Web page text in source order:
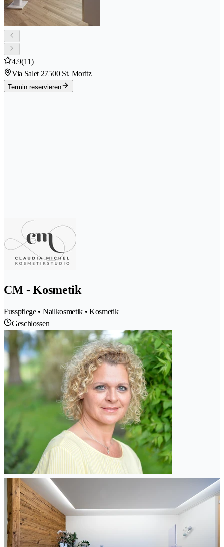
4.9(11)
Via Salet 27500 St. Moritz
Termin reservieren
CM - Kosmetik
Fusspflege • Nailkosmetik • Kosmetik
Geschlossen